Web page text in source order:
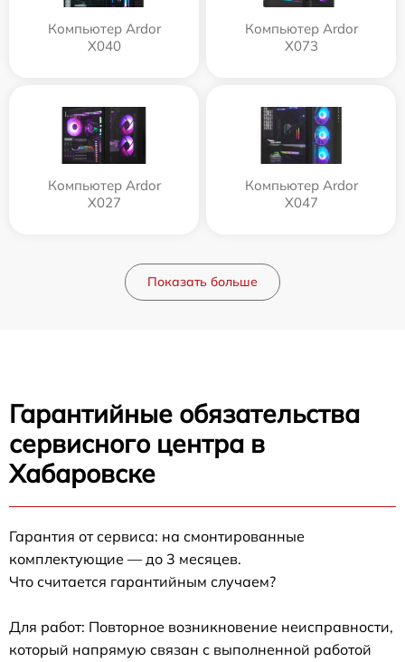
Компьютер Ardor
X040
Компьютер Ardor
X073
Компьютер Ardor
X027
Компьютер Ardor
X047
Показать больше
Гарантийные обязательства
сервисного центра в
Хабаровске
Гарантия от сервиса: на смонтированные
комплектующие — до 3 месяцев.
Что считается гарантийным случаем?
Для работ: Повторное возникновение неисправности,
который напрямую связан с выполненной работой